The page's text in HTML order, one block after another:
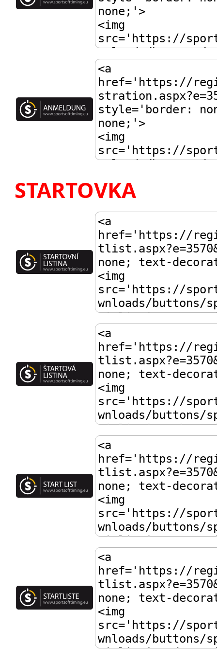
STARTOVKA